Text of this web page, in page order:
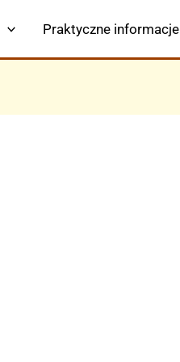
Praktyczne informacje